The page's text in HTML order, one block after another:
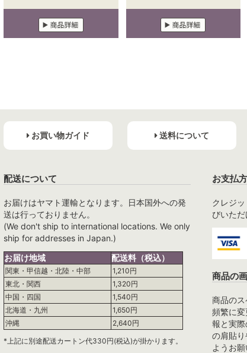
お買い物ガイド 送料について
配送について
お届けはヤマト運輸となります。日本国外への発
送は行っておりません。
(We don't ship to international locations. We only
ship for addresses in Japan.)
お届け地域
配送料（税込）
関東・甲信越・北陸・中部
1,210円
東北・関西
1,320円
中国・四国
1,540円
北海道・九州
1,650円
沖縄
2,640円
*上記に別途配送カートン代330円(税込)が掛かります。
お支払
クレジ
びいただ
商品の
商品の
頻繁に
報と実
の肩貼
ようお願